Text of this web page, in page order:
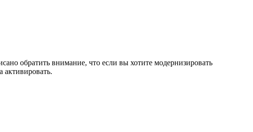
обратить внимание, что если вы хотите модернизировать
активировать.